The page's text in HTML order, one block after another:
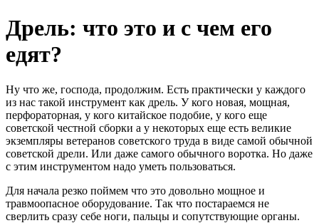
Дрель: что это и с чем его
едят?
Ну что же, господа, продолжим. Есть практически у каждого
из нас такой инструмент как дрель. У кого новая, мощная,
перфораторная, у кого китайское подобие, у кого еще
советской честной сборки а у некоторых еще есть великие
экземпляры ветеранов советского труда в виде самой обычной
советской дрели. Или даже самого обычного воротка. Но даже
с этим инструментом надо уметь пользоваться.
Для начала резко поймем что это довольно мощное и
травмоопасное оборудование. Так что постараемся не
сверлить сразу себе ноги, пальцы и сопутствующие органы.